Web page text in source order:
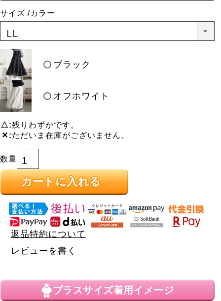
サイズ カラー
ブラック
オフホワイト
△ 残りわずかです。
✕ ただいま在庫がございません。
カートに入れる
返品特約について
レビューを書く
プラスサイズ着用イメージ